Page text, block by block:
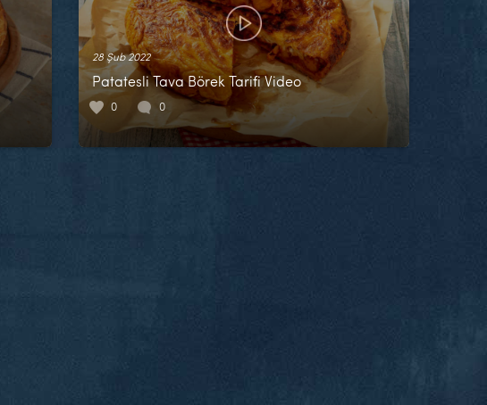
28 Şub 2022
Patatesli Tava Börek Tarifi Video
0 0